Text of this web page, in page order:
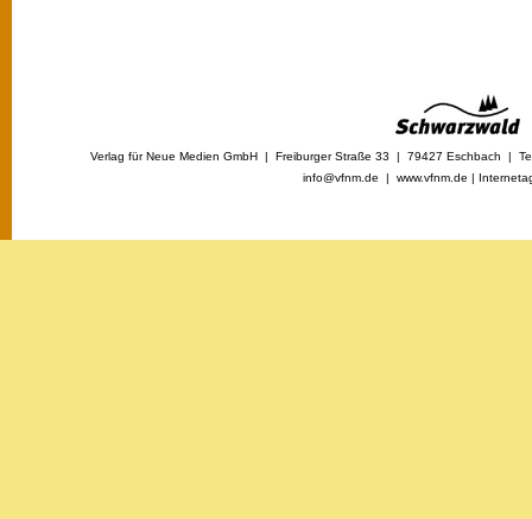
Verlag für Neue Medien GmbH | Freiburger Straße 33 | 79427 Eschbach |
info@vfnm.de | www.vfnm.de |